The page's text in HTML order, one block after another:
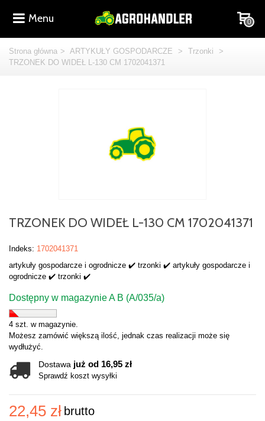
Menu 0
Strona główna > ARTYKUŁY GOSPODARCZE > Trzonki
>
TRZONEK DO WIDEŁ L-130 CM 1702041371
TRZONEK DO WIDEŁ L-130 CM 1702041371
Indeks: 1702041371
artykuły gospodarcze i ogrodnicze ✔️ trzonki ✔️ artykuły gospodarcze i
ogrodnicze ✔️ trzonki ✔️
Dostępny w magazynie A B (A/035/a)
4 szt. w magazynie.
Możesz zamówić większą ilość, jednak czas realizacji może się
wydłużyć.
Dostawa już od 16,95 zł
Sprawdź koszt wysyłki
22,45 zł brutto